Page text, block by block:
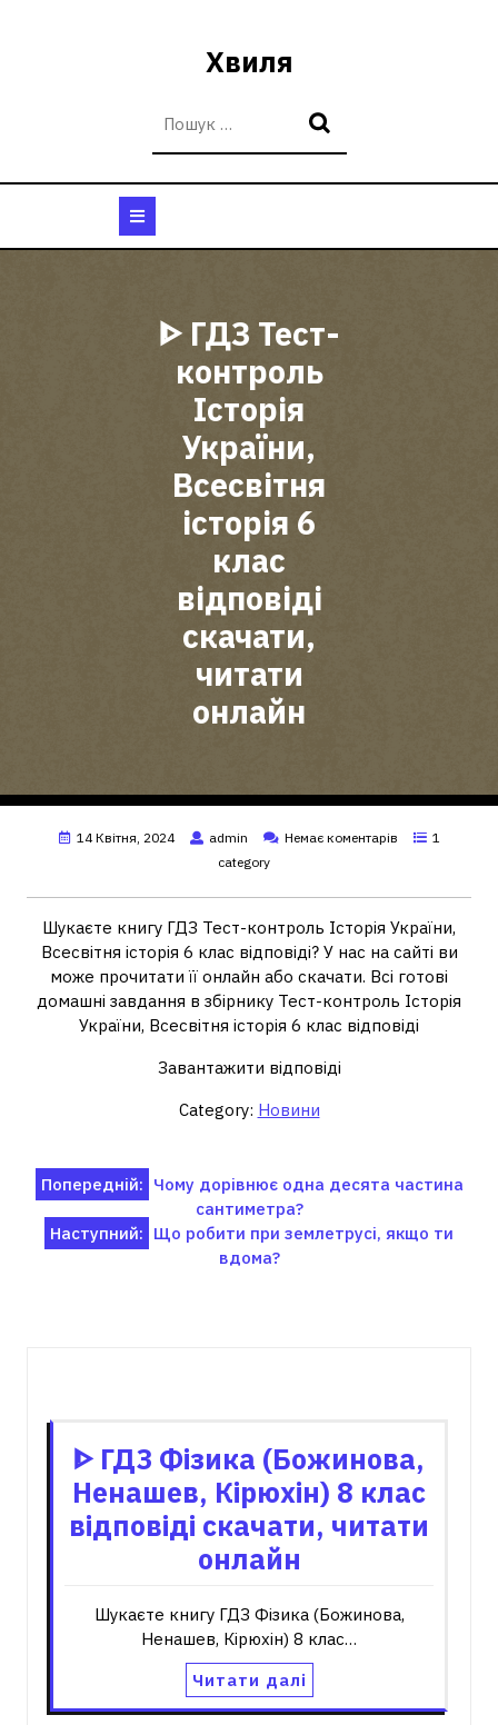
Хвиля
ᐈ ГДЗ Тест-
контроль
Історія
України,
Всесвітня
історія 6
клас
відповіді
скачати,
читати
онлайн
14 Квітня, 2024 admin Немає коментарів
1
category
Шукаєте книгу ГДЗ Тест-контроль Історія України,
Всесвітня історія 6 клас відповіді? У нас на сайті ви
може прочитати її онлайн або скачати. Всі готові
домашні завдання в збірнику Тест-контроль Історія
України, Всесвітня історія 6 клас відповіді
Завантажити відповіді
Category: Новини
Навігація
записів
Попередній: Чому дорівнює одна десята частина
сантиметра?
Наступний: Що робити при землетрусі, якщо ти
вдома?
ᐈ ГДЗ Фізика (Божинова,
Ненашев, Кірюхін) 8 клас
відповіді скачати, читати
онлайн
Шукаєте книгу ГДЗ Фізика (Божинова,
Ненашев, Кірюхін) 8 клас…
Читати далі